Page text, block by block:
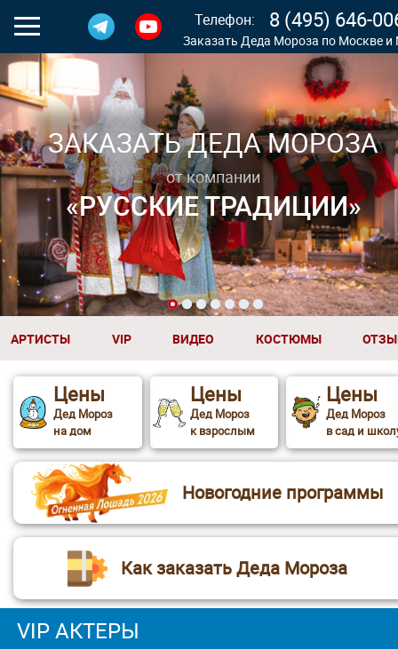
Телефон: 8 (495) 646-
Заказать Деда Мороза по Москве
1 2 3 4 5 6 7
АРТИСТЫ VIP ВИДЕО КОСТЮМЫ
Цены
Дед Мороз
на дом
Цены
Дед Мороз
к взрослым
Цены
Дед Мороз
в сад и
Новогодние программы
Как заказать Деда Мороза
VIP АКТЕРЫ